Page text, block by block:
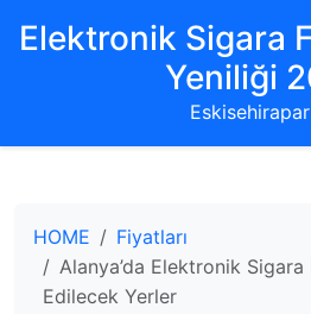
Elektronik Sigara
Yeniliği
HOME
Fiyatları
Alanya’da Elektronik
Edilecek Yerler